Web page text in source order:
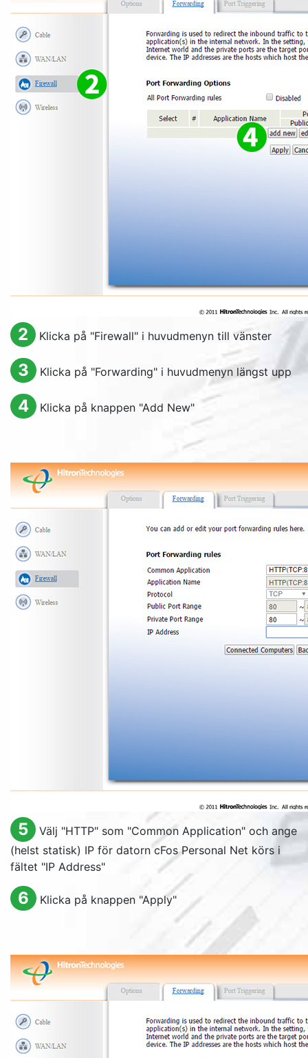
2 Klicka på "Firewall" i huvudmenyn till vänster
3 Klicka på "Forwarding" i huvudmenyn längst upp
4 Klicka på knappen "Add New"
5 Välj "HTTP" som "Common Application" och ange
(helst statisk) IP för datorn cFos Personal Net körs i
fältet "IP Address"
6 Klicka på knappen "Apply"